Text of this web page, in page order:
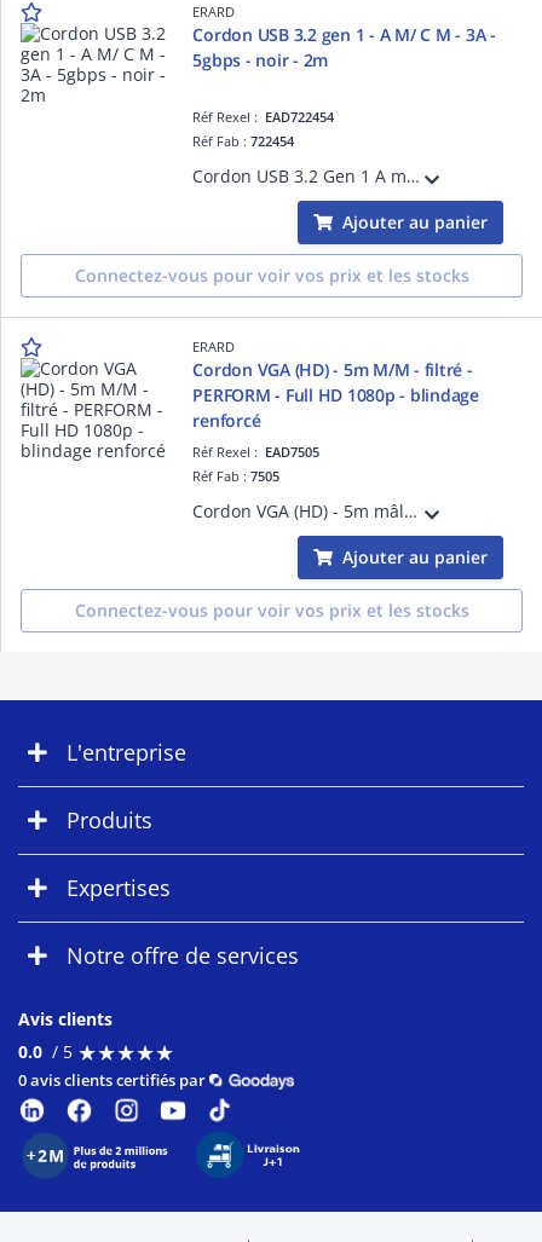
ERARD
Cordon USB 3.2 gen 1 - A M/ C M - 3A -
5gbps - noir - 2m
Réf Rexel : EAD722454
Réf Fab :722454
Cordon USB 3.2 Gen 1 A mâle vers USB-C mâle de 2 m, 3A, 5 Gbps. Idéal pour transfert rapide de données et recharge efficace.
Ajouter au panier
Connectez-vous pour voir vos prix et les stocks
ERARD
Cordon VGA (HD) - 5m M/M - filtré -
PERFORM - Full HD 1080p - blindage
renforcé
Réf Rexel : EAD7505
Réf Fab :7505
Cordon VGA (HD) - 5m mâle / mâle - 2 filtres antiparasites - PERFORM - Full HD 1080p - blindage renforcé - Connecteurs plaqués nickel - Conducteurs cuivre - 15 pins connectées - dimensions des prises : 52 x 35 x 15mm
Ajouter au panier
Connectez-vous pour voir vos prix et les stocks
L'entreprise
Produits
Expertises
Notre offre de services
Avis clients
0.0 / 5 ★★★★★
★★★★★
0 avis clients certifiés par